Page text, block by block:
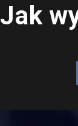
Jak